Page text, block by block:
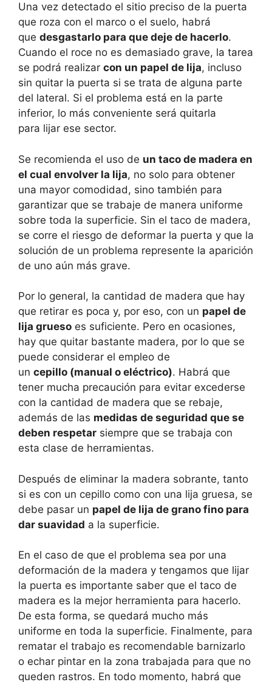
Una vez detectado el sitio preciso de la puerta
que roza con el marco o el suelo, habrá
que desgastarlo para que deje de hacerlo.
Cuando el roce no es demasiado grave, la tarea
se podrá realizar con un papel de lija, incluso
sin quitar la puerta si se trata de alguna parte
del lateral. Si el problema está en la parte
inferior, lo más conveniente será quitarla
para lijar ese sector.
Se recomienda el uso de un taco de madera en
el cual envolver la lija, no solo para obtener
una mayor comodidad, sino también para
garantizar que se trabaje de manera uniforme
sobre toda la superficie. Sin el taco de madera,
se corre el riesgo de deformar la puerta y que la
solución de un problema represente la aparición
de uno aún más grave.
Por lo general, la cantidad de madera que hay
que retirar es poca y, por eso, con un papel de
lija grueso es suficiente. Pero en ocasiones,
hay que quitar bastante madera, por lo que se
puede considerar el empleo de
un cepillo (manual o eléctrico). Habrá que
tener mucha precaución para evitar excederse
con la cantidad de madera que se rebaje,
además de las medidas de seguridad que se
deben respetar siempre que se trabaja con
esta clase de herramientas.
Después de eliminar la madera sobrante, tanto
si es con un cepillo como con una lija gruesa, se
debe pasar un papel de lija de grano fino para
dar suavidad a la superficie.
En el caso de que el problema sea por una
deformación de la madera y tengamos que lijar
la puerta es importante saber que el taco de
madera es la mejor herramienta para hacerlo.
De esta forma, se quedará mucho más
uniforme en toda la superficie. Finalmente, para
rematar el trabajo es recomendable barnizarlo
o echar pintar en la zona trabajada para que no
queden rastros. En todo momento, habrá que